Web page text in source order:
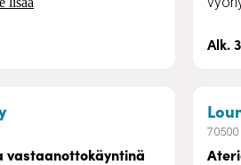
Alk.
– Fysioterapiaa koti- ja
vastaanottokäyntinä
70500